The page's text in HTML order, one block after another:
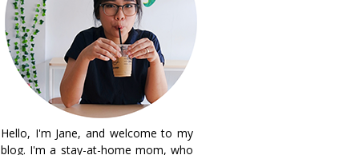
Hello, I'm Jane, and welcome to my
blog. I'm a stay-at-home mom, who